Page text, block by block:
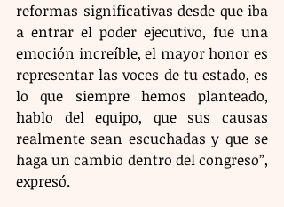
reformas significativas desde que iba
a entrar el poder ejecutivo, fue una
emoción increíble, el mayor honor es
representar las voces de tu estado, es
lo que siempre hemos planteado,
hablo del equipo, que sus causas
realmente sean escuchadas y que se
haga un cambio dentro del congreso”,
expresó.